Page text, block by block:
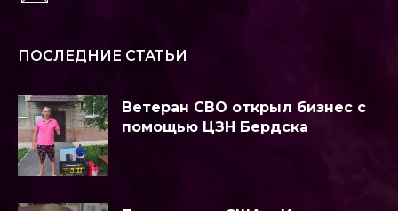
ПОСЛЕДНИЕ СТАТЬИ
Ветеран СВО открыл бизнес с
помощью ЦЗН Бердска